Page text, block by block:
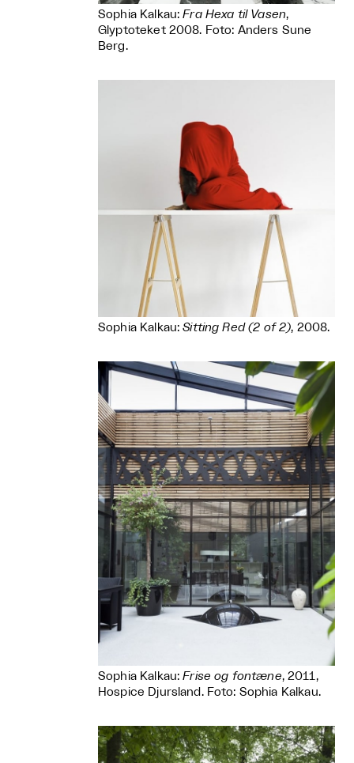
Sophia Kalkau:Fra Hexa til Vasen,
Glyptoteket 2008. Foto: Anders Sune
Berg.
Sophia Kalkau:Sitting Red (2 of 2), 2008.
Sophia Kalkau:Frise og fontæne, 2011,
Hospice Djursland. Foto: Sophia Kalkau.